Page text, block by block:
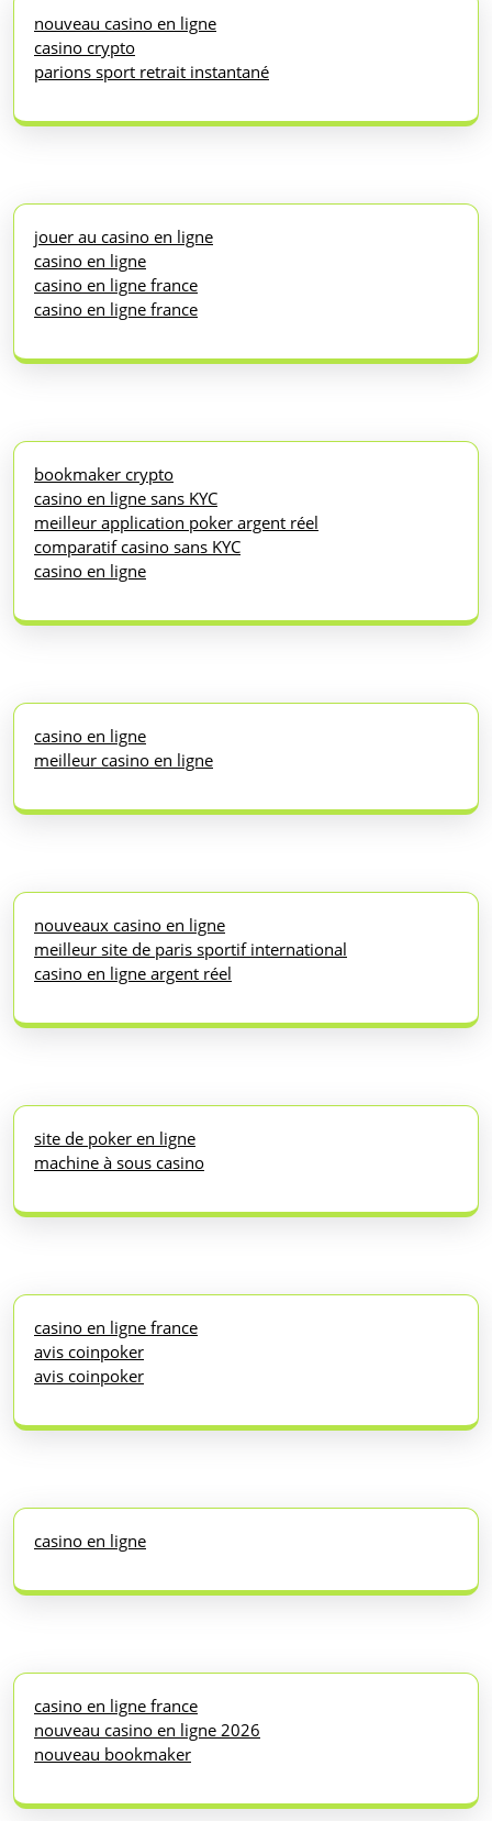
nouveau casino en ligne
casino crypto
parions sport retrait instantané
jouer au casino en ligne
casino en ligne
casino en ligne france
casino en ligne france
bookmaker crypto
casino en ligne sans KYC
meilleur application poker argent réel
comparatif casino sans KYC
casino en ligne
casino en ligne
meilleur casino en ligne
nouveaux casino en ligne
meilleur site de paris sportif international
casino en ligne argent réel
site de poker en ligne
machine à sous casino
casino en ligne france
avis coinpoker
avis coinpoker
casino en ligne
casino en ligne france
nouveau casino en ligne 2026
nouveau bookmaker